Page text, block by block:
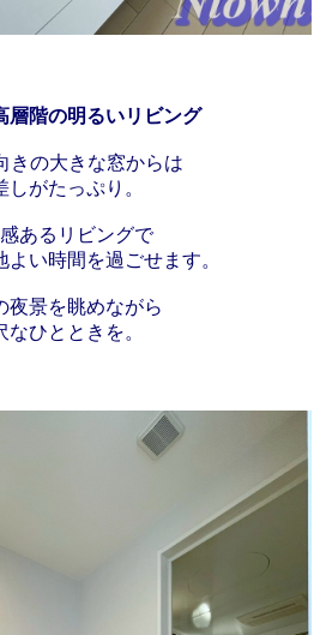
層階の明るいリビング
きの大きな窓からは
しがたっぷり。
あるリビングで
よい時間を過ごせます。
夜景を眺めながら
なひとときを。